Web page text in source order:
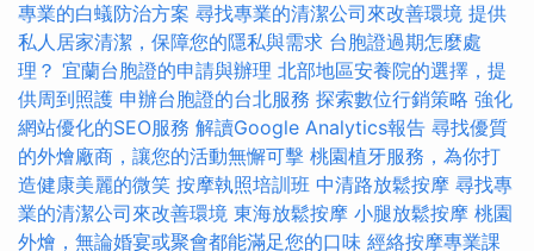
專業的白蟻防治方案 尋找專業的清潔公司來改善環境 提供
私人居家清潔，保障您的隱私與需求 台胞證過期怎麼處
理？ 宜蘭台胞證的申請與辦理 北部地區安養院的選擇，提
供周到照護 申辦台胞證的台北服務 探索數位行銷策略 強化
網站優化的SEO服務 解讀Google Analytics報告 尋找優質
的外燴廠商，讓您的活動無懈可擊 桃園植牙服務，為你打
造健康美麗的微笑 按摩執照培訓班 中清路放鬆按摩 尋找專
業的清潔公司來改善環境 東海放鬆按摩 小腿放鬆按摩 桃園
外燴，無論婚宴或聚會都能滿足您的口味 經絡按摩專業課